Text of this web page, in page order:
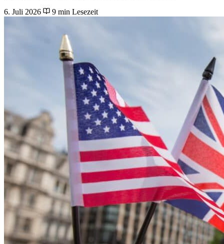
6. Juli 2026
9 min Lesezeit